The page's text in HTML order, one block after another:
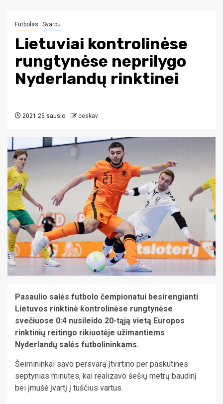
Futbolas Svarbu
Lietuviai kontrolinėse
rungtynėse neprilygo
Nyderlandų rinktinei
2021 25 sausio ceskav
Pasaulio salės futbolo čempionatui besirengianti
Lietuvos rinktinė kontrolinėse rungtynėse
svečiuose 0:4 nusileido 20-tąją vietą Europos
rinktinių reitingo rikiuotėje užimantiems
Nyderlandų salės futbolininkams.
Šeimininkai savo persvarą įtvirtino per paskutines
septynias minutes, kai realizavo šešių metrų baudinį
bei įmušė įvartį į tuščius vartus.